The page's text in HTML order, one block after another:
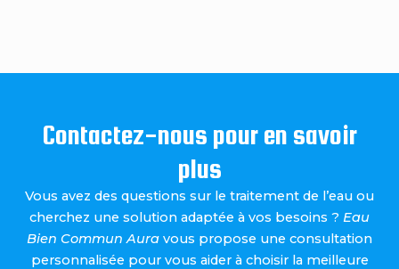
Contactez-nous pour en savoir
plus
Vous avez des questions sur le traitement de l’eau ou
cherchez une solution adaptée à vos besoins ? Eau
Bien Commun Aura vous propose une consultation
personnalisée pour vous aider à choisir la meilleure